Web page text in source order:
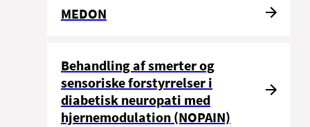
MEDON
Behandling af smerter og
sensoriske forstyrrelser i
diabetisk neuropati med
hjernemodulation (NOPAIN)